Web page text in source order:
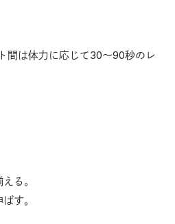
間は体力に応じて30〜90秒のレ
る。
す。